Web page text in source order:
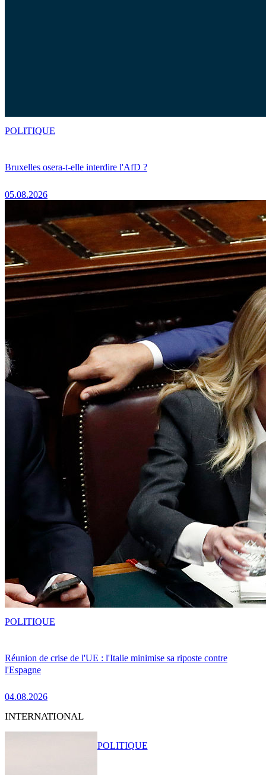
Bruxelles osera-t-elle interdire l'AfD ?
05.08.2026
POLITIQUE
Réunion de crise de l'UE : l'Italie minimise sa riposte contre
l'Espagne
04.08.2026
POLITIQUE
INTERNATIONAL
POLITIQUE